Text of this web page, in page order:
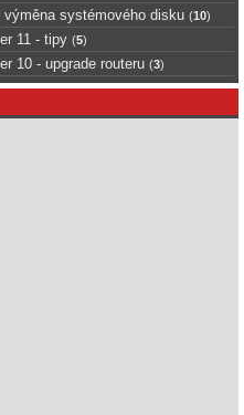
výměna systémového disku (10)
11 - tipy (5)
10 - upgrade routeru (3)